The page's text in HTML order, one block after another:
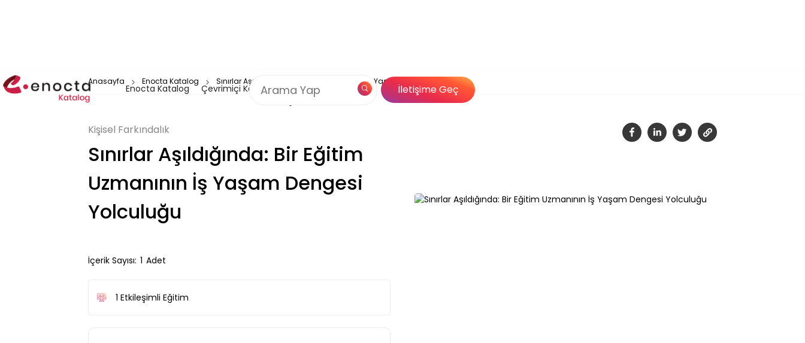
Enocta Katalog Çevrimiçi Katalog
Özel İçerik
Çözümleri
İletişime Geç
Anasayfa Enocta Katalog Sınırlar Aşıldığında: Bir Eğitim Uzmanının İş Yaşam Dengesi Yolculuğu
Kişisel Farkındalık
Sınırlar Aşıldığında: Bir Eğitim
Uzmanının İş Yaşam Dengesi
Yolculuğu
İçerik Sayısı: 1 Adet
1 Etkileşimli Eğitim